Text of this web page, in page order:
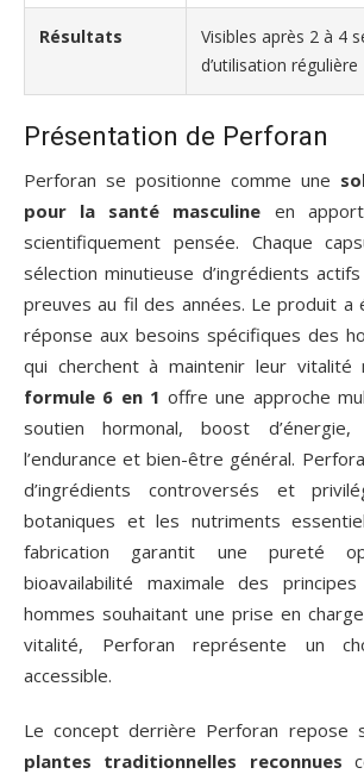
Résultats
Visibles après 2 à 4
d’utilisation régulière
Présentation de Perforan
Perforan se positionne comme une
pour la santé masculine en
scientifiquement pensée. Chaque
sélection minutieuse d’ingrédients
preuves au fil des années. Le produit a
réponse aux besoins spécifiques des
qui cherchent à maintenir leur vitalité
formule 6 en 1 offre une approche
soutien hormonal, boost
l’endurance et bien-être général.
d’ingrédients controversés et
botaniques et les nutriments
fabrication garantit une pureté
bioavailabilité maximale des
hommes souhaitant une prise en
vitalité, Perforan représente un
accessible.
Le concept derrière Perforan repose
plantes traditionnelles reconnues